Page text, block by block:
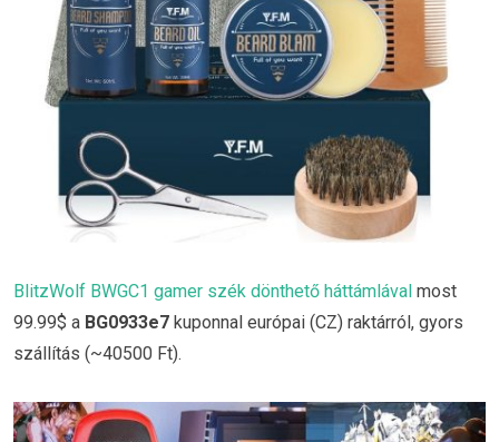
BlitzWolf BWGC1 gamer szék dönthető háttámlával most
99.99$ a BG0933e7 kuponnal európai (CZ) raktárról, gyors
szállítás (~40500 Ft).